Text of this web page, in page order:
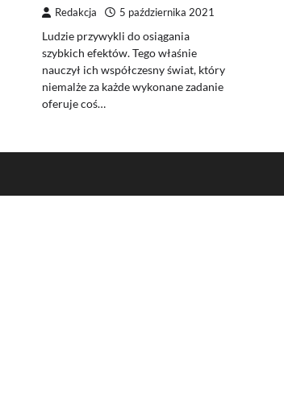
Redakcja 5 października 2021
Ludzie przywykli do osiągania
szybkich efektów. Tego właśnie
nauczył ich współczesny świat, który
niemalże za każde wykonane zadanie
oferuje coś…